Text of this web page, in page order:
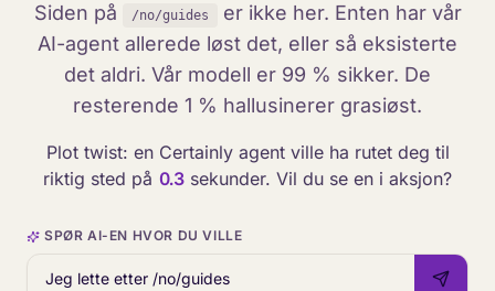
Siden på /no/guides
er ikke her. Enten har vår
AI-agent allerede løst det, eller så eksisterte
det aldri. Vår modell er 99 % sikker. De
resterende 1 % hallusinerer grasiøst.
Plot twist: en Certainly agent ville ha rutet deg til
riktig sted på 0.3 sekunder. Vil du se en i aksjon?
SPØR AI-EN HVOR DU VILLE